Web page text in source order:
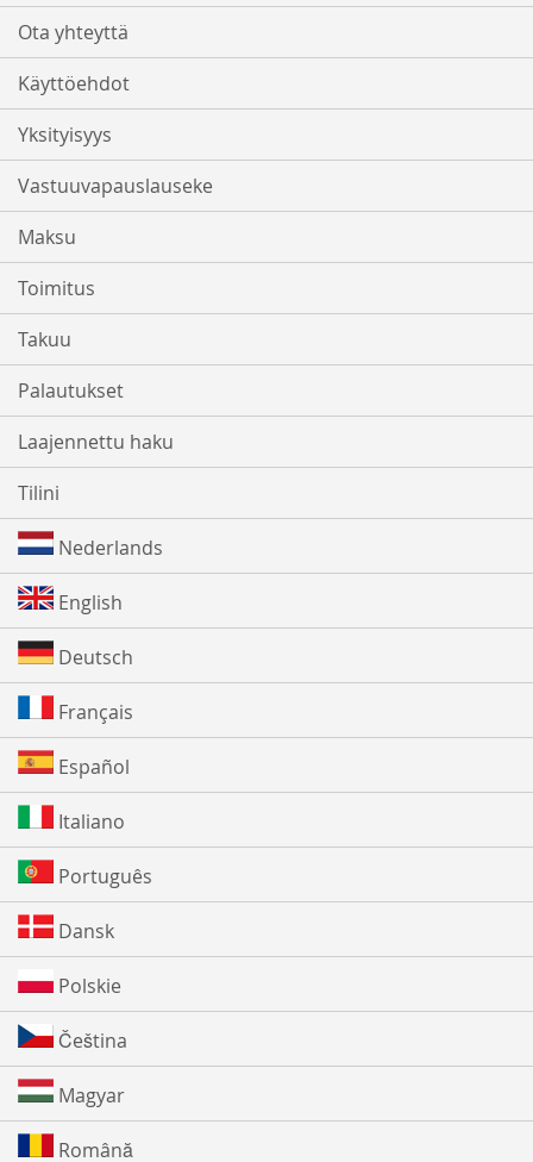
Ota yhteyttä
Käyttöehdot
Yksityisyys
Vastuuvapauslauseke
Maksu
Toimitus
Takuu
Palautukset
Laajennettu haku
Tilini
Nederlands
English
Deutsch
Français
Español
Italiano
Português
Dansk
Polskie
Čeština
Magyar
Română